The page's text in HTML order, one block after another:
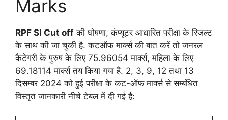
Marks
RPF SI Cut off की घोषणा, कंप्यूटर आधारित परीक्षा के रिजल्ट
के साथ की जा चुकी है. कटऑफ मार्क्स की बात करें तो जनरल
कैटेगरी के पुरुष के लिए 75.96054 मार्क्स, महिला के लिए
69.18114 मार्क्स तय किया गया है. 2, 3, 9, 12 तथा 13
दिसम्बर 2024 को हुई परीक्षा के कट-ऑफ मार्क्स से सम्बंधित
विस्तृत जानकारी नीचे टेबल में दी गई है: